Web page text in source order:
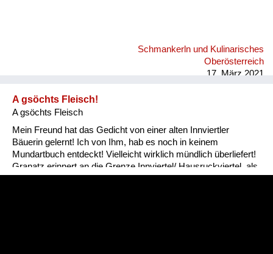
Schmankerln und Kulinarisches
Oberösterreich
17. März 2021
A gsöchts Fleisch!
A gsöchts Fleisch
Mein Freund hat das Gedicht von einer alten Innviertler
Bäuerin gelernt! Ich von Ihm, hab es noch in keinem
Mundartbuch entdeckt! Vielleicht wirklich mündlich überliefert!
Granatz erinnert an die Grenze Innviertel/ Hausruckviertel, als